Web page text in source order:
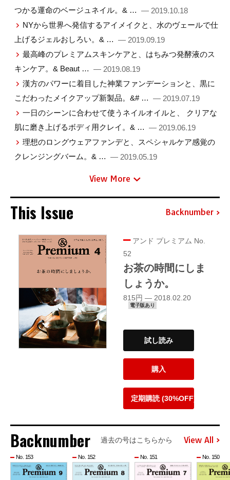
つかる運命のベージュネイル。& … — 2019.10.18
NYから世界へ発信するアイメイクと、水のヴェールで仕
上げるジェルおしろい。& … — 2019.09.19
最高峰のプレミアムスキンケアと、はちみつ発酵液のス
キンケア。& Beaut … — 2019.08.19
漢方のパワーに着目した神業ファンデーションと、黒に
こだわったメイクアップ新製品。&# … — 2019.07.19
一日のシーンに合わせて使うネイルオイルと、 クリアな
肌に磨き上げるボディ用クレイ。& … — 2019.06.19
理想のロングウェアファンデと、スペシャルケア感覚の
クレンジングバーム。& … — 2019.05.19
View More
This Issue Backnumber
アンド プレミアム No.
52
お茶の時間にしま
しょうか。
815円 — 2018.02.20
電子版あり
試し読み
購入
定期購読 (30%OFF)
Backnumber 過去の号はこちらから View All
No. 153 No. 152 No. 151 No. 150